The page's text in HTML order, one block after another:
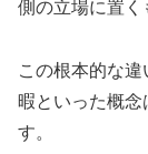
側の立場に置く
この根本的な
暇といった概念
す。